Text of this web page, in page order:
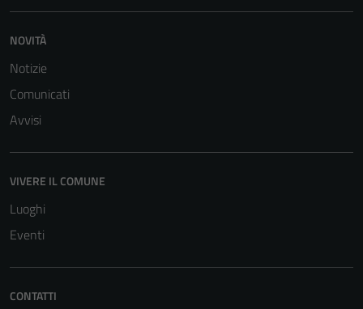
NOVITÀ
Notizie
Comunicati
Avvisi
VIVERE IL COMUNE
Luoghi
Eventi
CONTATTI